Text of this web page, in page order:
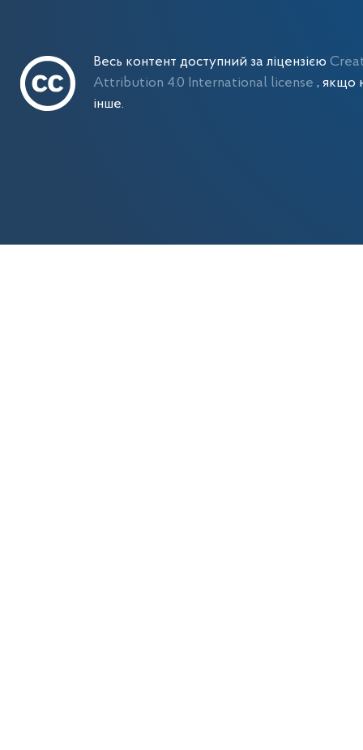
Весь контент доступний за ліцензією
Attribution 4.0 International license , якщо
інше.